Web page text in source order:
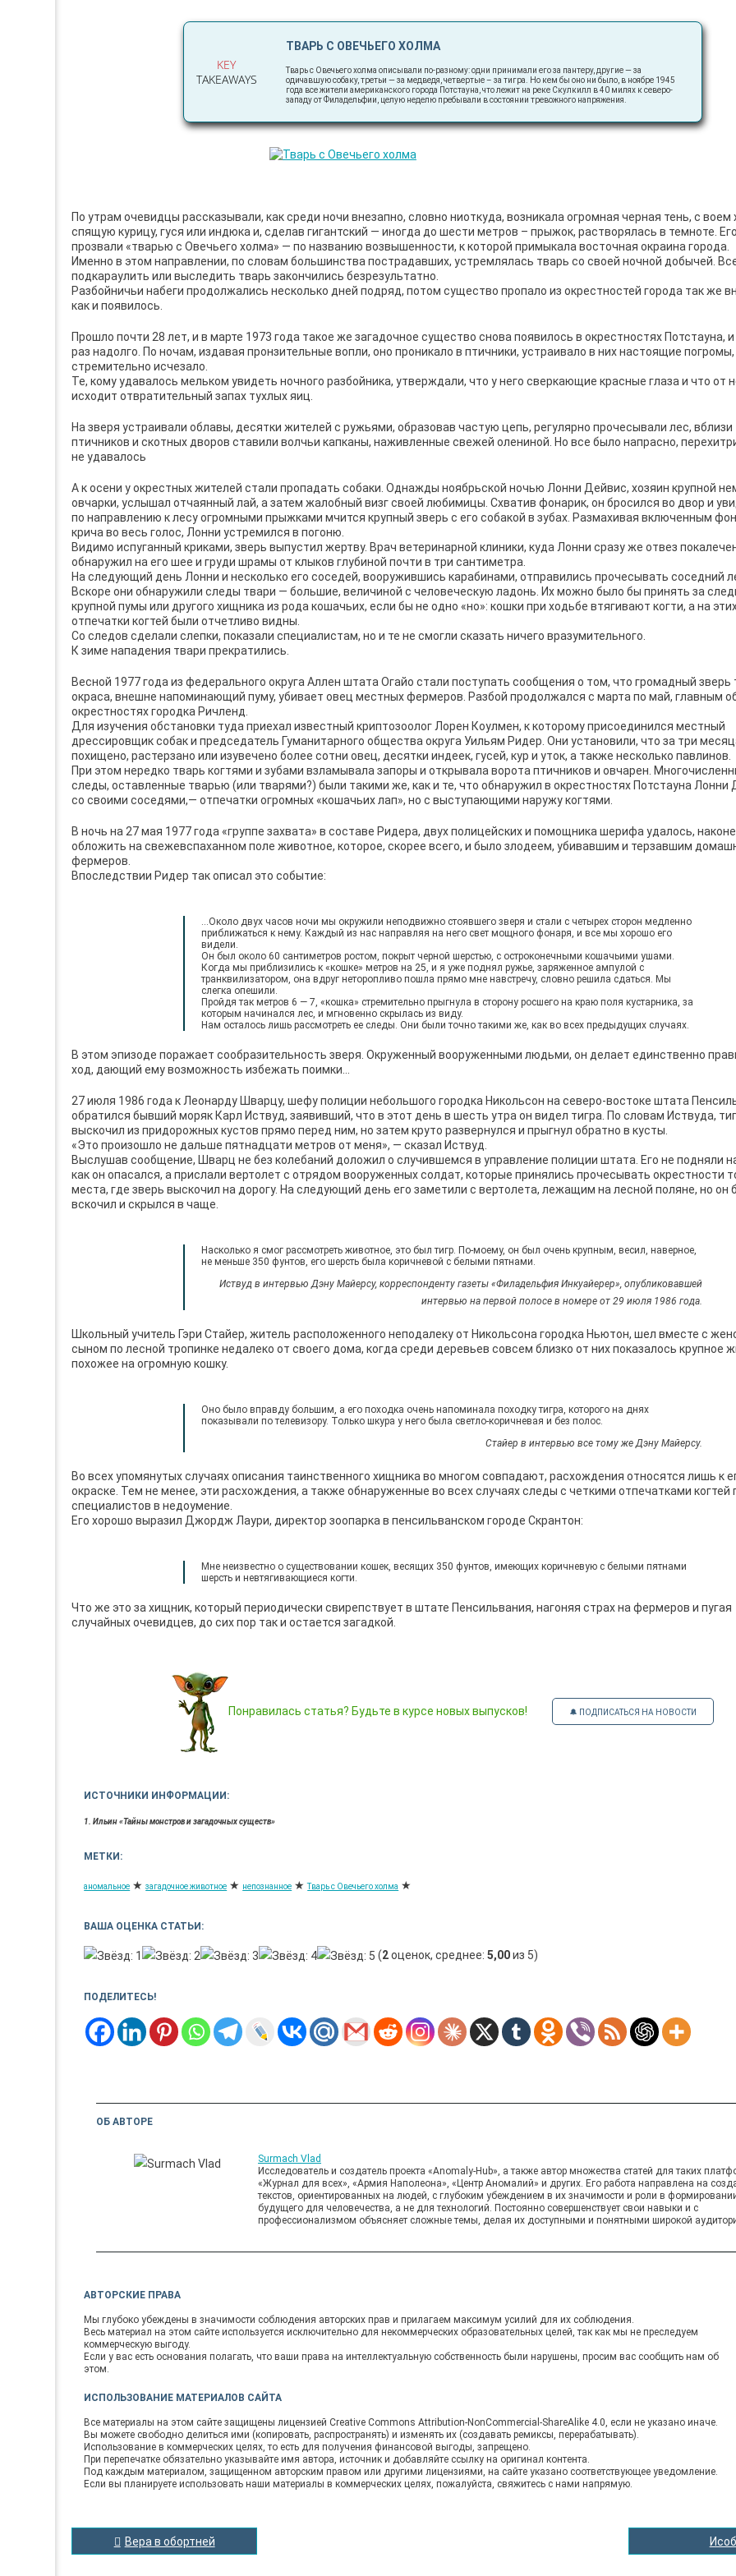
KEY
TAKEAWAYS
ТВАРЬ С ОВЕЧЬЕГО ХОЛМА
Тварь с Овечьего холма описывали по-разному: одни принимали его за пантеру, другие — за
одичавшую собаку, третьи — за медведя, четвертые – за тигра. Но кем бы оно ни было, в ноябре 1945
года все жители американского города Потстауна, что лежит на реке Скулкилл в 40 милях к северо-
западу от Филадельфии, целую неделю пребывали в состоянии тревожного напряжения.
По утрам очевидцы рассказывали, как среди ночи внезапно, словно ниоткуда, возникала огромная черная тень, с воем
спящую курицу, гуся или индюка и, сделав гигантский — иногда до шести метров – прыжок, растворялась в темноте. Его
прозвали «тварью с Овечьего холма» — по названию возвышенности, к которой примыкала восточная окраина города.
Именно в этом направлении, по словам большинства пострадавших, устремлялась тварь со своей ночной добычей.
подкараулить или выследить тварь закончились безрезультатно.
Разбойничьи набеги продолжались несколько дней подряд, потом существо пропало из окрестностей города так же
как и появилось.
Прошло почти 28 лет, и в марте 1973 года такое же загадочное существо снова появилось в окрестностях Потстауна, и
раз надолго. По ночам, издавая пронзительные вопли, оно проникало в птичники, устраивало в них настоящие погромы,
стремительно исчезало.
Те, кому удавалось мельком увидеть ночного разбойника, утверждали, что у него сверкающие красные глаза и что от
исходит отвратительный запах тухлых яиц.
На зверя устраивали облавы, десятки жителей с ружьями, образовав частую цепь, регулярно прочесывали лес, вблизи
птичников и скотных дворов ставили волчьи капканы, наживленные свежей олениной. Но все было напрасно,
не удавалось
А к осени у окрестных жителей стали пропадать собаки. Однажды ноябрьской ночью Лонни Дейвис, хозяин крупной
овчарки, услышал отчаянный лай, а затем жалобный визг своей любимицы. Схватив фонарик, он бросился во двор и
по направлению к лесу огромными прыжками мчится крупный зверь с его собакой в зубах. Размахивая включенным
крича во весь голос, Лонни устремился в погоню.
Видимо испуганный криками, зверь выпустил жертву. Врач ветеринарной клиники, куда Лонни сразу же отвез
обнаружил на его шее и груди шрамы от клыков глубиной почти в три сантиметра.
На следующий день Лонни и несколько его соседей, вооружившись карабинами, отправились прочесывать соседний
Вскоре они обнаружили следы твари — большие, величиной с человеческую ладонь. Их можно было бы принять за
крупной пумы или другого хищника из рода кошачьих, если бы не одно «но»: кошки при ходьбе втягивают когти, а на
отпечатки когтей были отчетливо видны.
Со следов сделали слепки, показали специалистам, но и те не смогли сказать ничего вразумительного.
К зиме нападения твари прекратились.
Весной 1977 года из федерального округа Аллен штата Огайо стали поступать сообщения о том, что громадный зверь
окраса, внешне напоминающий пуму, убивает овец местных фермеров. Разбой продолжался с марта по май, главным
окрестностях городка Ричленд.
Для изучения обстановки туда приехал известный криптозоолог Лорен Коулмен, к которому присоединился местный
дрессировщик собак и председатель Гуманитарного общества округа Уильям Ридер. Они установили, что за три
похищено, растерзано или изувечено более сотни овец, десятки индеек, гусей, кур и уток, а также несколько павлинов.
При этом нередко тварь когтями и зубами взламывала запоры и открывала ворота птичников и овчарен.
следы, оставленные тварью (или тварями?) были такими же, как и те, что обнаружил в окрестностях Потстауна Лонни
со своими соседями,— отпечатки огромных «кошачьих лап», но с выступающими наружу когтями.
В ночь на 27 мая 1977 года «группе захвата» в составе Ридера, двух полицейских и помощника шерифа удалось,
обложить на свежевспаханном поле животное, которое, скорее всего, и было злодеем, убивавшим и терзавшим
фермеров.
Впоследствии Ридер так описал это событие:
…Около двух часов ночи мы окружили неподвижно стоявшего зверя и стали с четырех сторон медленно
приближаться к нему. Каждый из нас направляя на него свет мощного фонаря, и все мы хорошо его
видели.
Он был около 60 сантиметров ростом, покрыт черной шерстью, с остроконечными кошачьими ушами.
Когда мы приблизились к «кошке» метров на 25, и я уже поднял ружье, заряженное ампулой с
транквилизатором, она вдруг неторопливо пошла прямо мне навстречу, словно решила сдаться. Мы
слегка опешили.
Пройдя так метров 6 — 7, «кошка» стремительно прыгнула в сторону росшего на краю поля кустарника, за
которым начинался лес, и мгновенно скрылась из виду.
Нам осталось лишь рассмотреть ее следы. Они были точно такими же, как во всех предыдущих случаях.
В этом эпизоде поражает сообразительность зверя. Окруженный вооруженными людьми, он делает единственно
ход, дающий ему возможность избежать поимки…
27 июля 1986 года к Леонарду Шварцу, шефу полиции небольшого городка Никольсон на северо-востоке штата
обратился бывший моряк Карл Иствуд, заявивший, что в этот день в шесть утра он видел тигра. По словам Иствуда,
выскочил из придорожных кустов прямо перед ним, но затем круто развернулся и прыгнул обратно в кусты.
«Это произошло не дальше пятнадцати метров от меня», — сказал Иствуд.
Выслушав сообщение, Шварц не без колебаний доложил о случившемся в управление полиции штата. Его не подняли
как он опасался, а прислали вертолет с отрядом вооруженных солдат, которые принялись прочесывать окрестности
места, где зверь выскочил на дорогу. На следующий день его заметили с вертолета, лежащим на лесной поляне, но он
вскочил и скрылся в чаще.
Насколько я смог рассмотреть животное, это был тигр. По-моему, он был очень крупным, весил, наверное,
не меньше 350 фунтов, его шерсть была коричневой с белыми пятнами.
Иствуд в интервью Дэну Майерсу, корреспонденту газеты «Филадельфия Инкуайерер», опубликовавшей
интервью на первой полосе в номере от 29 июля 1986 года.
Школьный учитель Гэри Стайер, житель расположенного неподалеку от Никольсона городка Ньютон, шел вместе с
сыном по лесной тропинке недалеко от своего дома, когда среди деревьев совсем близко от них показалось крупное
похожее на огромную кошку.
Оно было вправду большим, а его походка очень напоминала походку тигра, которого на днях
показывали по телевизору. Только шкура у него была светло-коричневая и без полос.
Стайер в интервью все тому же Дэну Майерсу.
Во всех упомянутых случаях описания таинственного хищника во многом совпадают, расхождения относятся лишь к
окраске. Тем не менее, эти расхождения, а также обнаруженные во всех случаях следы с четкими отпечатками когтей
специалистов в недоумение.
Его хорошо выразил Джордж Лаури, директор зоопарка в пенсильванском городе Скрантон:
Мне неизвестно о существовании кошек, весящих 350 фунтов, имеющих коричневую с белыми пятнами
шерсть и невтягивающиеся когти.
Что же это за хищник, который периодически свирепствует в штате Пенсильвания, нагоняя страх на фермеров и пугая
случайных очевидцев, до сих пор так и остается загадкой.
Понравилась статья? Будьте в курсе новых выпусков! 🔔 ПОДПИСАТЬСЯ НА НОВОСТИ
ИСТОЧНИКИ ИНФОРМАЦИИ:
1. Ильин «Тайны монстров и загадочных существ»
МЕТКИ:
аномальное ★загадочное животное ★ непознанное ★Тварь с Овечьего холма ★
ВАША ОЦЕНКА СТАТЬИ:
(2оценок, среднее:5,00из 5)
ПОДЕЛИТЕСЬ!
ОБ АВТОРЕ
Surmach Vlad
Исследователь и создатель проекта «Anomaly-Hub», а также автор множества статей для таких
«Журнал для всех», «Армия Наполеона», «Центр Аномалий» и других. Его работа направлена на
текстов, ориентированных на людей, с глубоким убеждением в их значимости и роли в
будущего для человечества, а не для технологий. Постоянно совершенствует свои навыки и с
профессионализмом объясняет сложные темы, делая их доступными и понятными широкой
АВТОРСКИЕ ПРАВА
Мы глубоко убеждены в значимости соблюдения авторских прав и прилагаем максимум усилий для их соблюдения.
Весь материал на этом сайте используется исключительно для некоммерческих образовательных целей, так как мы не преследуем
коммерческую выгоду.
Если у вас есть основания полагать, что ваши права на интеллектуальную собственность были нарушены, просим вас сообщить нам об
этом.
ИСПОЛЬЗОВАНИЕ МАТЕРИАЛОВ САЙТА
Все материалы на этом сайте защищены лицензией Creative Commons Attribution-NonCommercial-ShareAlike 4.0, если не указано иначе.
Вы можете свободно делиться ими (копировать, распространять) и изменять их (создавать ремиксы, перерабатывать).
Использование в коммерческих целях, то есть для получения финансовой выгоды, запрещено.
При перепечатке обязательно указывайте имя автора, источник и добавляйте ссылку на оригинал контента.
Под каждым материалом, защищенном авторским правом или другими лицензиями, на сайте указано соответствующее уведомление.
Если вы планируете использовать наши материалы в коммерческих целях, пожалуйста, свяжитесь с нами напрямую.
НАВИГАЦИЯ
Вера в обортней